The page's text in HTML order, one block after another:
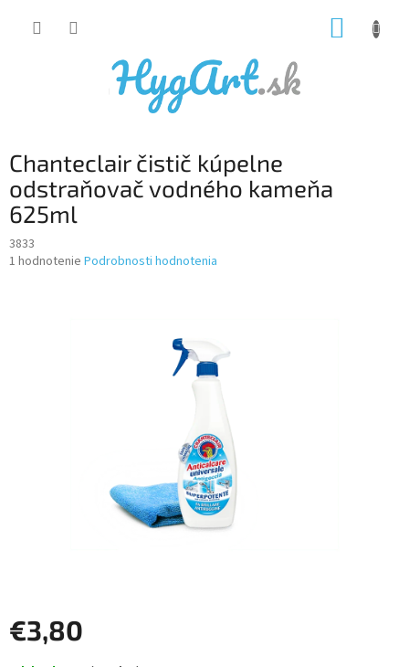
Chanteclair čistič kúpelne
odstraňovač vodného kameňa
625ml
3833
Priemerné
1 hodnotenie Podrobnosti hodnotenia
€3,80